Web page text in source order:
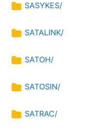
SASYKES/
SATALINK/
SATOH/
SATOSIN/
SATRAC/